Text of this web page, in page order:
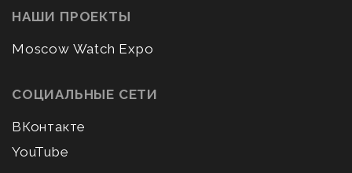
НАШИ ПРОЕКТЫ
Moscow Watch Expo
СОЦИАЛЬНЫЕ СЕТИ
ВКонтакте
YouTube